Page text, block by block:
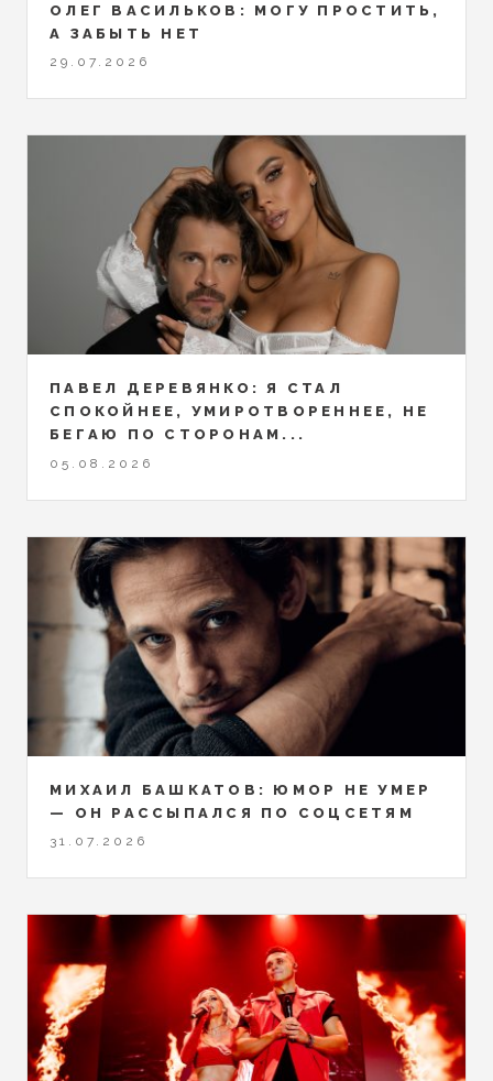
ОЛЕГ ВАСИЛЬКОВ: МОГУ ПРОСТИТЬ,
А ЗАБЫТЬ НЕТ
29.07.2026
ПАВЕЛ ДЕРЕВЯНКО: Я СТАЛ
СПОКОЙНЕЕ, УМИРОТВОРЕННЕЕ, НЕ
БЕГАЮ ПО СТОРОНАМ...
05.08.2026
МИХАИЛ БАШКАТОВ: ЮМОР НЕ УМЕР
— ОН РАССЫПАЛСЯ ПО СОЦСЕТЯМ
31.07.2026